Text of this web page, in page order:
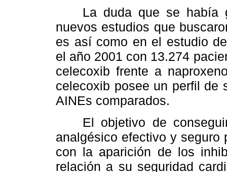
La duda que se había
nuevos estudios que
es así como en el estudio
el año 2001 con 13.274
celecoxib frente a
celecoxib posee un perfil de
AINEs comparados.
El objetivo de conseguir
analgésico efectivo y seguro
con la aparición de los
relación a su seguridad